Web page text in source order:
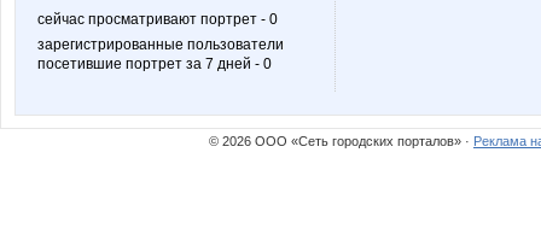
сейчас просматривают портрет - 0
зарегистрированные пользователи
посетившие портрет за 7 дней - 0
© 2026 ООО «Сеть городских порталов» · Реклама